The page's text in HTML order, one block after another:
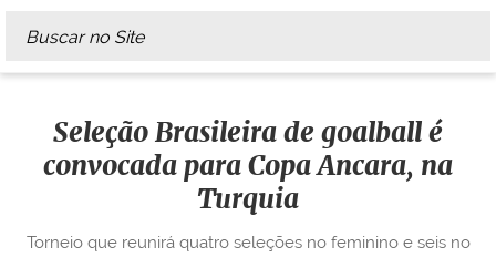
Busca
Busca Avançada…
Seleção Brasileira de goalball é
convocada para Copa Ancara, na
Turquia
Torneio que reunirá quatro seleções no feminino e seis no